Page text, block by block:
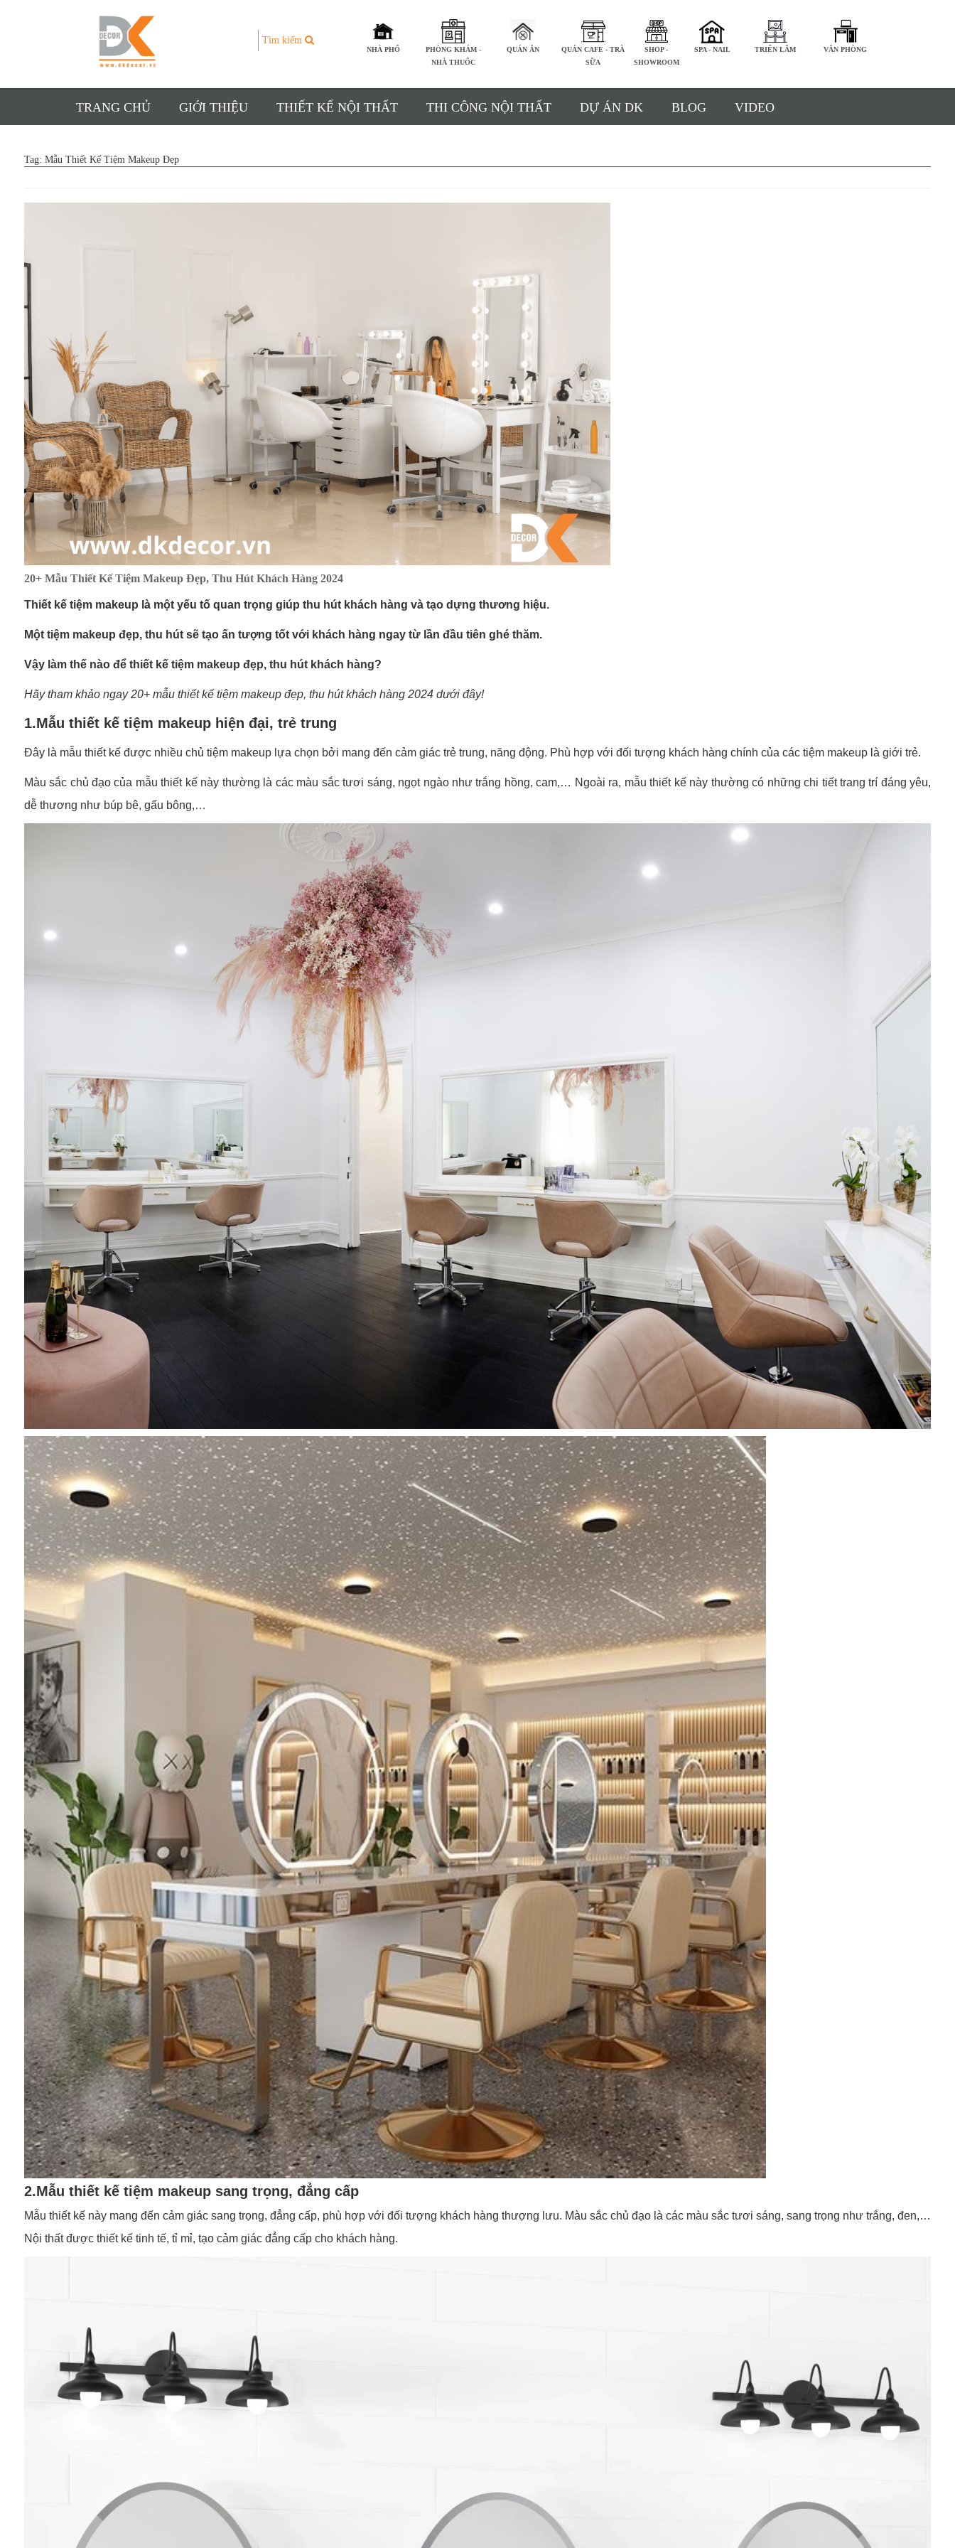
Tìm kiếm
NHÀ PHỐ
PHÒNG KHÁM -
NHÀ THUỐC
QUÁN ĂN
QUÁN CAFE - TRÀ
SỮA
SHOP -
SHOWROOM
SPA - NAIL TRIỂN LÃM VĂN PHÒNG
TRANG CHỦ GIỚI THIỆU THIẾT KẾ NỘI THẤT THI CÔNG NỘI THẤT DỰ ÁN DK BLOG VIDEO
Tag: Mẫu Thiết Kế Tiệm Makeup Đẹp
20+ Mẫu Thiết Kế Tiệm Makeup Đẹp, Thu Hút Khách Hàng 2024
Thiết kế tiệm makeup là một yếu tố quan trọng giúp thu hút khách hàng và tạo dựng thương hiệu.
Một tiệm makeup đẹp, thu hút sẽ tạo ấn tượng tốt với khách hàng ngay từ lần đầu tiên ghé thăm.
Vậy làm thế nào để thiết kế tiệm makeup đẹp, thu hút khách hàng?
Hãy tham khảo ngay 20+ mẫu thiết kế tiệm makeup đẹp, thu hút khách hàng 2024 dưới đây!
1.Mẫu thiết kế tiệm makeup hiện đại, trẻ trung
Đây là mẫu thiết kế được nhiều chủ tiệm makeup lựa chọn bởi mang đến cảm giác trẻ trung, năng động. Phù hợp với đối tượng khách hàng chính của các tiệm makeup là giới trẻ.
Màu sắc chủ đạo của mẫu thiết kế này thường là các màu sắc tươi sáng, ngọt ngào như trắng hồng, cam,… Ngoài ra, mẫu thiết kế này thường có những chi tiết trang trí đáng yêu,
dễ thương như búp bê, gấu bông,…
2.Mẫu thiết kế tiệm makeup sang trọng, đẳng cấp
Mẫu thiết kế này mang đến cảm giác sang trọng, đẳng cấp, phù hợp với đối tượng khách hàng thượng lưu. Màu sắc chủ đạo là các màu sắc tươi sáng, sang trọng như trắng, đen,…
Nội thất được thiết kế tinh tế, tỉ mỉ, tạo cảm giác đẳng cấp cho khách hàng.